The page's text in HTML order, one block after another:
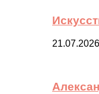
21.07.2026